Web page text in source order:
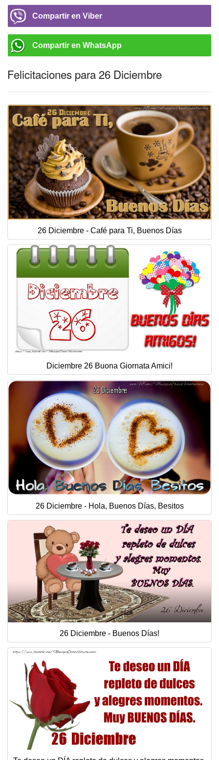
Compartir en Viber
Compartir en WhatsApp
Felicitaciones para 26 Diciembre
26 Diciembre - Café para Ti, Buenos Días
Diciembre 26 Buona Giornata Amici!
26 Diciembre - Hola, Buenos Días, Besitos
26 Diciembre - Buenos Días!